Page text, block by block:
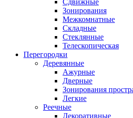
Сдвижные
Зонирования
Межкомнатные
Складные
Стеклянные
Телескопическая
Перегородки
Деревянные
Ажурные
Дверные
Зонирования
Легкие
Реечные
Декоративные